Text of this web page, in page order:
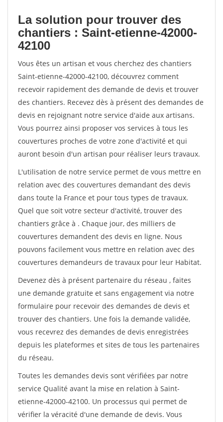
La solution pour trouver des
chantiers : Saint-etienne-42000-
42100
Vous êtes un artisan et vous cherchez des chantiers
Saint-etienne-42000-42100, découvrez comment
recevoir rapidement des demande de devis et trouver
des chantiers. Recevez dès à présent des demandes de
devis en rejoignant notre service d'aide aux artisans.
Vous pourrez ainsi proposer vos services à tous les
couvertures proches de votre zone d'activité et qui
auront besoin d'un artisan pour réaliser leurs travaux.
L'utilisation de notre service permet de vous mettre en
relation avec des couvertures demandant des devis
dans toute la France et pour tous types de travaux.
Quel que soit votre secteur d'activité, trouver des
chantiers grâce à . Chaque jour, des milliers de
couvertures demandent des devis en ligne. Nous
pouvons facilement vous mettre en relation avec des
couvertures demandeurs de travaux pour leur Habitat.
Devenez dès à présent partenaire du réseau , faites
une demande gratuite et sans engagement via notre
formulaire pour recevoir des demandes de devis et
trouver des chantiers. Une fois la demande validée,
vous recevrez des demandes de devis enregistrées
depuis les plateformes et sites de tous les partenaires
du réseau.
Toutes les demandes devis sont vérifiées par notre
service Qualité avant la mise en relation à Saint-
etienne-42000-42100. Un processus qui permet de
vérifier la véracité d'une demande de devis. Vous